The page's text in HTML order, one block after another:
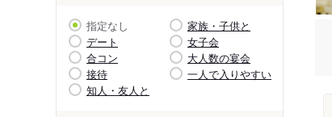
指定なし
家族・子供と
デート
女子会
合コン
大人数の宴会
接待
一人で入りやすい
知人・友人と